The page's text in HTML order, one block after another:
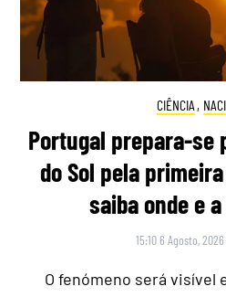
CIÊNCIA ,
Portugal prepara-se
do Sol pela primeira
saiba onde e
15:10 6 Agosto, 2026
O fenómeno será visível